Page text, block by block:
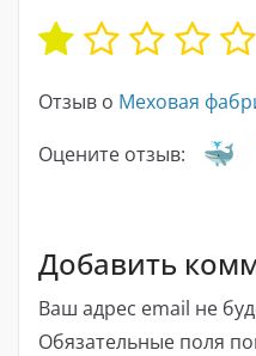
Отзыв о Меховая
Оцените отзыв:
Добавить
Ваш адрес email не
Обязательные поля